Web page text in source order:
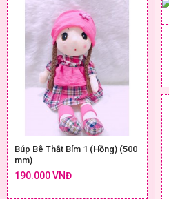
Búp Bê Thắt Bím 1 (Hồng) (500
mm)
190.000 VNĐ